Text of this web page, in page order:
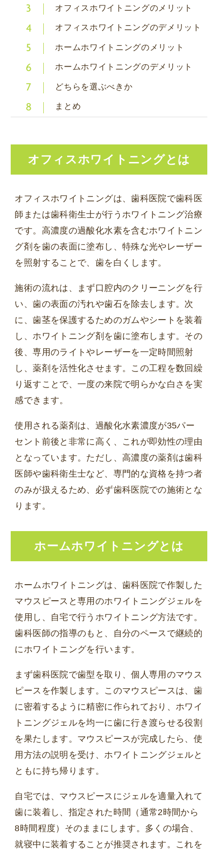
3 オフィスホワイトニングのメリット
4 オフィスホワイトニングのデメリット
5 ホームホワイトニングのメリット
6 ホームホワイトニングのデメリット
7 どちらを選ぶべきか
8 まとめ
オフィスホワイトニングとは
オフィスホワイトニングは、歯科医院で歯科医
師または歯科衛生士が行うホワイトニング治療
です。高濃度の過酸化水素を含むホワイトニン
グ剤を歯の表面に塗布し、特殊な光やレーザー
を照射することで、歯を白くします。
施術の流れは、まず口腔内のクリーニングを行
い、歯の表面の汚れや歯石を除去します。次
に、歯茎を保護するためのガムやシートを装着
し、ホワイトニング剤を歯に塗布します。その
後、専用のライトやレーザーを一定時間照射
し、薬剤を活性化させます。この工程を数回繰
り返すことで、一度の来院で明らかな白さを実
感できます。
使用される薬剤は、過酸化水素濃度が35パー
セント前後と非常に高く、これが即効性の理由
となっています。ただし、高濃度の薬剤は歯科
医師や歯科衛生士など、専門的な資格を持つ者
のみが扱えるため、必ず歯科医院での施術とな
ります。
ホームホワイトニングとは
ホームホワイトニングは、歯科医院で作製した
マウスピースと専用のホワイトニングジェルを
使用し、自宅で行うホワイトニング方法です。
歯科医師の指導のもと、自分のペースで継続的
にホワイトニングを行います。
まず歯科医院で歯型を取り、個人専用のマウス
ピースを作製します。このマウスピースは、歯
に密着するように精密に作られており、ホワイ
トニングジェルを均一に歯に行き渡らせる役割
を果たします。マウスピースが完成したら、使
用方法の説明を受け、ホワイトニングジェルと
ともに持ち帰ります。
自宅では、マウスピースにジェルを適量入れて
歯に装着し、指定された時間（通常2時間から
8時間程度）そのままにします。多くの場合、
就寝中に装着することが推奨されます。これを